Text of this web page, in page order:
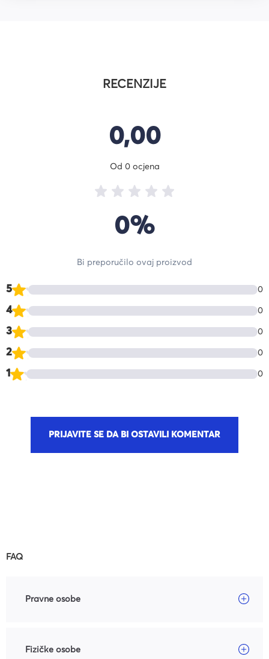
RECENZIJE
5 0
4 0
3 0
2 0
1 0
0,00
Od 0 ocjena
0%
Bi preporučilo ovaj proizvod
PRIJAVITE SE DA BI OSTAVILI KOMENTAR
FAQ
Pravne osobe
Fizičke osobe